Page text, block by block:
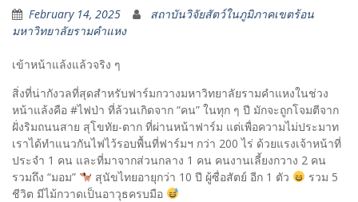
February 14, 2025
สถาบันวิจัยสัตว์ในภูมิภาคเขตร้อน
มหาวิทยาลัยรามคำแหง
เข้าหน้าแล้งแล้วจริง ๆ
สิ่งที่น่ากังวลที่สุดสำหรับฟาร์มกวางมหาวิทยาลัยรามคำแหงในช่วง
หน้าแล้งคือ #ไฟป่า ที่ล้วนเกิดจาก “คน” ในทุก ๆ ปี มักจะถูกโจมตีจาก
ฝั่งริมถนนสาย สุโขทัย-ตาก ที่ผ่านหน้าฟาร์ม แต่เพื่อความไม่ประมาท
เราได้ทำแนวกันไฟไว้รอบพื้นที่ฟาร์มฯ กว่า 200 ไร่ ด้วยแรงเจ้าหน้าที่
ประจำ 1 คน และที่มาจากส่วนกลาง 1 คน คนงานเลี้ยงกวาง 2 คน
รวมถึง “มอม”
สุนัขไทยอายุกว่า 10 ปี ผู้ซื่อสัตย์ อีก 1 ตัว
รวม 5
ชีวิต มีไม้กวาดเป็นอาวุธครบมือ